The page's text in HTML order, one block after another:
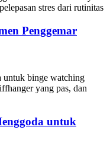
Penggemar
untuk